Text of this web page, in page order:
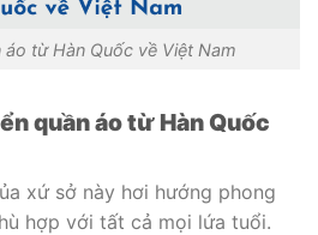
áo từ Hàn Quốc về Việt Nam
quần áo từ Hàn Quốc
xứ sở này hơi hướng phong
hợp với tất cả mọi lứa tuổi.